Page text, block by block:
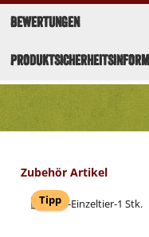
Bewertungen
Produktgalerie überspringen
Zubehör Artikel
Tipp